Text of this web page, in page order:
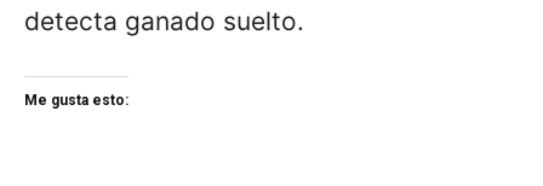
detecta ganado suelto.
Me gusta esto: